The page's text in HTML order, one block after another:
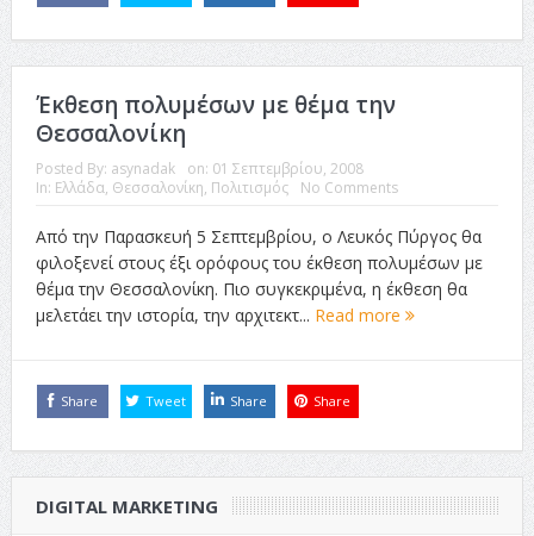
Έκθεση πολυμέσων με θέμα την
Θεσσαλονίκη
Posted By: asynadak on: 01 Σεπτεμβρίου, 2008
In: Ελλάδα, Θεσσαλονίκη, Πολιτισμός No Comments
Από την Παρασκευή 5 Σεπτεμβρίου, ο Λευκός Πύργος θα
φιλοξενεί στους έξι ορόφους του έκθεση πολυμέσων με
θέμα την Θεσσαλονίκη. Πιο συγκεκριμένα, η έκθεση θα
μελετάει την ιστορία, την αρχιτεκτ... Read more
Share Tweet Share Share
DIGITAL MARKETING